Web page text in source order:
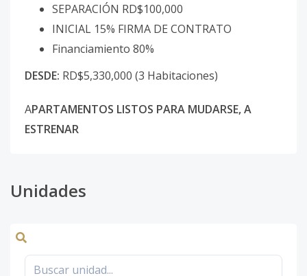
SEPARACIÓN RD$100,000
INICIAL 15% FIRMA DE CONTRATO
Financiamiento 80%
DESDE: RD$5,330,000 (3 Habitaciones)
APARTAMENTOS LISTOS PARA MUDARSE, A
ESTRENAR
Unidades